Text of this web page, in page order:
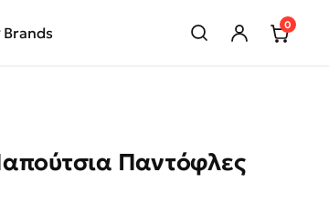
Brands 0
Παντόφλες